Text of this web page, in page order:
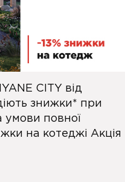
CITY від
знижки* при
умови повної
на котеджі Акція